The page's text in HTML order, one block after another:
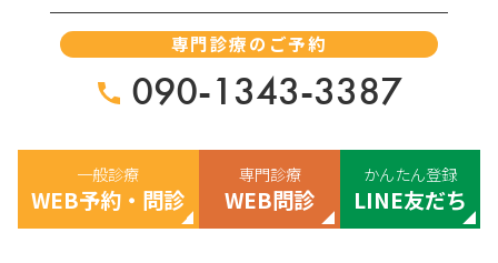
専門診療のご予約
090-1343-3387
一般診療
WEB予約・問診
専門診療
WEB問診
かんたん登録
LINE友だち